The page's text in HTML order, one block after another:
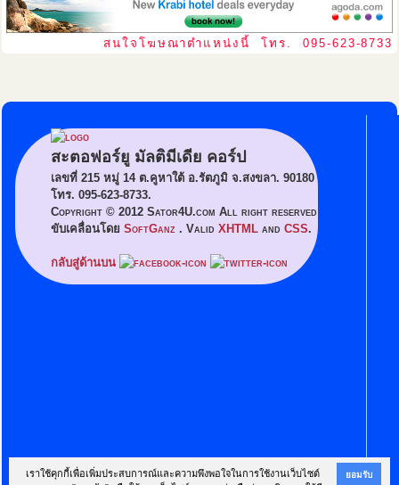
เราใช้คุกกี้เพื่อเพิ่มประสบการณ์และความพึงพอใจในการใช้งานเว็บไซต์
ยอมรับ
สนใจโฆษณาตำแหน่งนี้ โทร. 095-623-8733
สะตอฟอร์ยู มัลติมีเดีย คอร์ป
เลขที่ 215 หมู่ 14 ต.คูหาใต้ อ.รัตภูมิ จ.สงขลา. 90180
โทร. 095-623-8733.
Copyright © 2012 Sator4U.com All right reserved
ขับเคลื่อนโดย SoftGanz . Valid XHTML and CSS.
กลับสู่ด้านบน